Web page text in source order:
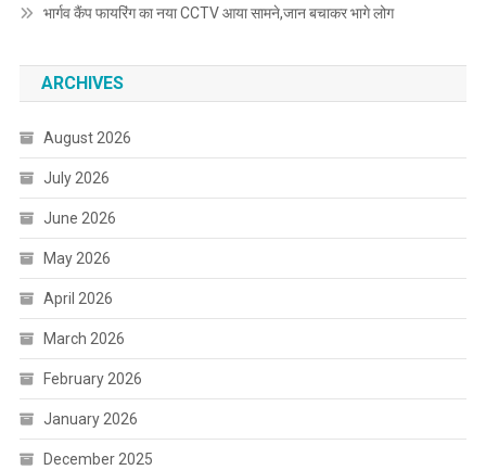
भार्गव कैंप फायरिंग का नया CCTV आया सामने,जान बचाकर भागे लोग
ARCHIVES
August 2026
July 2026
June 2026
May 2026
April 2026
March 2026
February 2026
January 2026
December 2025